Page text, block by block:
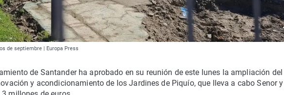
de septiembre | Europa Press
de Santander ha aprobado en su reunión de este lunes la ampliación del
y acondicionamiento de los Jardines de Piquío, que lleva a cabo Senor y